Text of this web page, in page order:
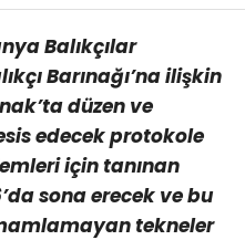
Balıkçılar
Barınağı’na ilişkin
düzen ve
edecek protokole
için tanınan
sona erecek ve bu
tekneler